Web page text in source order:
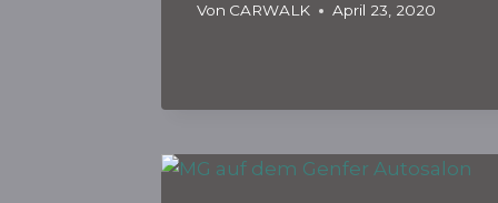
Von CARWALK April 23, 2020